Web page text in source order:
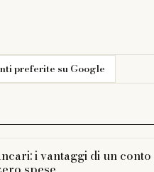
preferite su Google
i vantaggi di un conto